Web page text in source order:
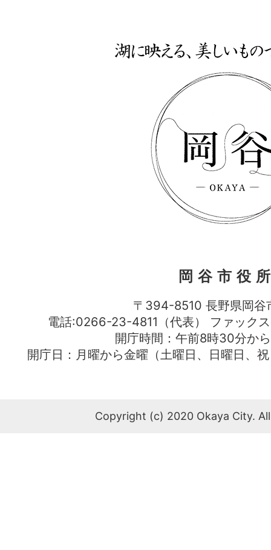
岡谷市役
〒394-8510 長野県岡谷
電話:0266-23-4811（代表） ファッ
開庁時間：午前8時30分か
開庁日：月曜から金曜（土曜日、日曜日、
Copyright (c) 2020 Okaya City.